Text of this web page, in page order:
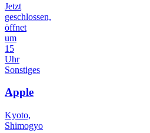
Jetzt
geschlossen,
öffnet
um
15
Uhr
Sonstiges
Apple
Kyoto,
Shimogyo